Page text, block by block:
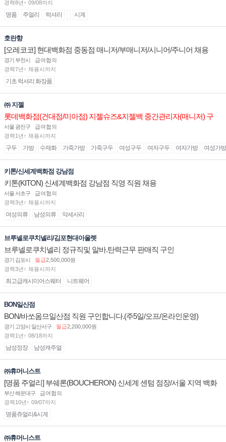
경력8년↑ 09/08까지
명품 주얼리 럭셔리 시계
호란향
[오레코코] 현대백화점 중동점 매니저/부매니저/시니어/주니어 채용
경기 부천시
급여협의
경력7년↑ 채용시까지
기초 럭셔리 화장품
㈜ 지젤
롯데백화점(건대점/미아점) 지젤슈즈&지젤백 중간관리자(매니저) 구
인합니다
서울 광진구
급여협의
경력1년↑ 채용시까지
구두 가방 수제화 가죽가방 가죽구두 여성구두 여자구두 여자가방 여성가방
키톤/신세계백화점 강남점
키톤(KITON) 신세계백화점 강남점 직영 직원 채용
서울 서초구
급여협의
경력3년↑ 채용시까지
여성의류 남성의류 악세사리
브루넬로쿠치넬리/김포현대아울렛
브루넬로쿠치넬리 정규직및 알바.탄력근무 판매직 구인
경기 김포시 월급2,500,000원
경력3년↑ 채용시까지
최고급캐시미어스웨터 니트웨어
BON일산점
BON/바쏘옴므일산점 직원 구인합니다.(주5일/오프/온라인운영)
경기 고양시 일산서구 월급2,200,000원
경력1년↑ 08/18까지
남성정장 남성캐주얼
㈜휴머니스트
[명품 주얼리] 부쉐론(BOUCHERON) 신세계 센텀 점장/서울 지역 백화
점 판매사원 채용
부산 해운대구
급여협의
경력10년↑ 09/07까지
명품쥬얼리&시계
㈜휴머니스트